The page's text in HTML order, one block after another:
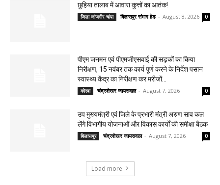
छुहिया तालाब में आवारा कुत्तों का आतंक!
जिला जांजगीर-चांपा बिलासपुर संभाग हेड - August 8, 2026 0
पीएम जनमन एवं पीएमजीएसवाई की सड़कों का किया
निरीक्षण, 15 नवंबर तक कार्य पूर्ण करने के निर्देश पसान
स्वास्थ्य केंद्र का निरीक्षण कर मरीजों...
कोरबा चंद्रशेखर जायसवाल - August 7, 2026 0
उप मुख्यमंत्री एवं जिले के प्रभारी मंत्री अरुण साव कल
लेंगे विभागीय योजनाओं और विकास कार्यों की समीक्षा बैठक
बिलासपुर चंद्रशेखर जायसवाल - August 7, 2026 0
Load more